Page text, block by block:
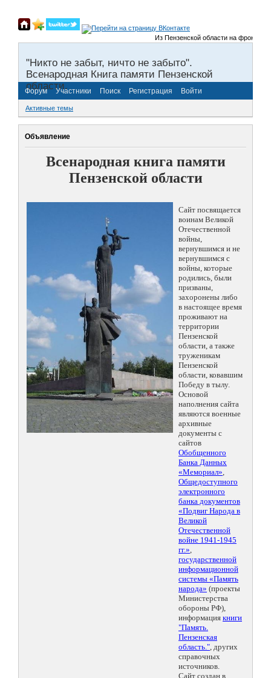
Из Пензенской области на фронты
"Никто не забыт, ничто не забыто".
Всенародная Книга памяти Пензенской
области.
Форум Участники Поиск Регистрация Войти
Активные темы
Объявление
Всенародная книга памяти
Пензенской области
Сайт посвящается
воинам Великой
Отечественной
войны,
вернувшимся и не
вернувшимся с
войны, которые
родились, были
призваны,
захоронены либо
в настоящее время
проживают на
территории
Пензенской
области, а также
труженикам
Пензенской
области, ковавшим
Победу в тылу.
Основой
наполнения сайта
являются военные
архивные
документы с
сайтов
Обобщенного
Банка Данных
«Мемориал»,
Общедоступного
электронного
банка документов
«Подвиг Народа в
Великой
Отечественной
войне 1941-1945
гг.»,
государственной
информационной
системы «Память
народа» (проекты
Министерства
обороны РФ),
информация книги
"Память.
Пензенская
область.", других
справочных
источников.
Сайт создан в